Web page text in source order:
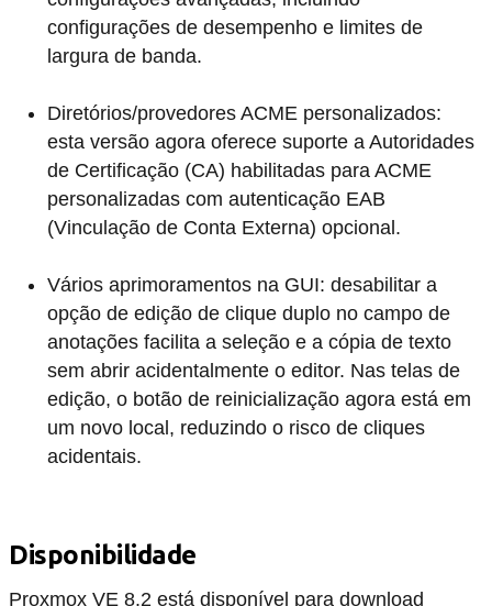
configurações de desempenho e limites de
largura de banda.
Diretórios/provedores ACME personalizados:
esta versão agora oferece suporte a Autoridades
de Certificação (CA) habilitadas para ACME
personalizadas com autenticação EAB
(Vinculação de Conta Externa) opcional.
Vários aprimoramentos na GUI: desabilitar a
opção de edição de clique duplo no campo de
anotações facilita a seleção e a cópia de texto
sem abrir acidentalmente o editor. Nas telas de
edição, o botão de reinicialização agora está em
um novo local, reduzindo o risco de cliques
acidentais.
Disponibilidade
Proxmox VE 8.2 está disponível para download